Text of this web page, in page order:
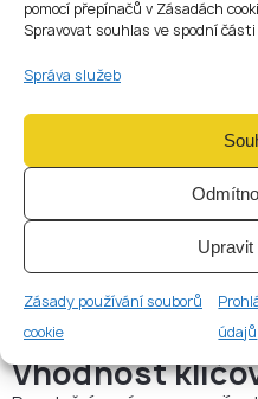
pomocí přepínačů v Zásadách
Spravovat souhlas ve spodní části
Správa služeb
Zásady používání souborů
cookie
údajů
Odpovědnosti za dohled
vrcholové vedení zůstalo v
Interní politiky
CASPs musí udržovat
střetem zájmů
outsourcingovými
kontinuitou podnikání a
Tyto politiky musí odrážet
Vhodnost